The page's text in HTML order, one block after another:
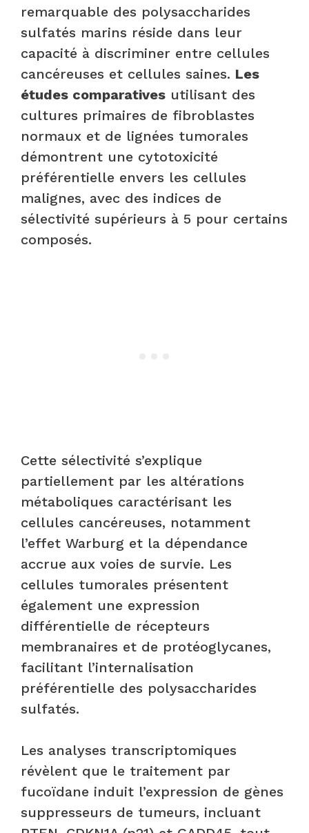
remarquable des polysaccharides
sulfatés marins réside dans leur
capacité à discriminer entre cellules
cancéreuses et cellules saines. Les
études comparatives utilisant des
cultures primaires de fibroblastes
normaux et de lignées tumorales
démontrent une cytotoxicité
préférentielle envers les cellules
malignes, avec des indices de
sélectivité supérieurs à 5 pour certains
composés.
Cette sélectivité s’explique
partiellement par les altérations
métaboliques caractérisant les
cellules cancéreuses, notamment
l’effet Warburg et la dépendance
accrue aux voies de survie. Les
cellules tumorales présentent
également une expression
différentielle de récepteurs
membranaires et de protéoglycanes,
facilitant l’internalisation
préférentielle des polysaccharides
sulfatés.
Les analyses transcriptomiques
révèlent que le traitement par
fucoïdane induit l’expression de gènes
suppresseurs de tumeurs, incluant